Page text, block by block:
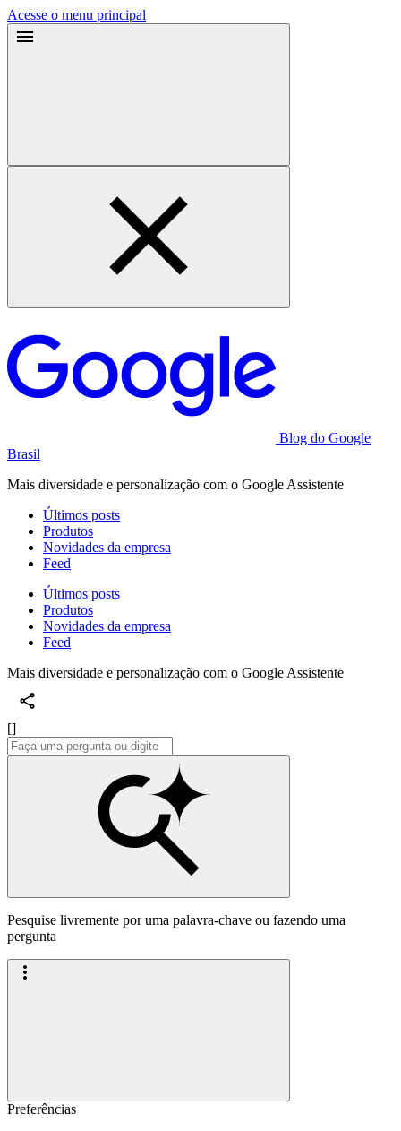
Acesse o menu principal
Blog do Google
Brasil
Mais diversidade e personalização com o Google Assistente
Últimos posts
Produtos
Novidades da empresa
Feed
Últimos posts
Produtos
Novidades da empresa
Feed
Mais diversidade e personalização com o Google Assistente
[]
Pesquise livremente por uma palavra-chave ou fazendo uma
pergunta
Preferências